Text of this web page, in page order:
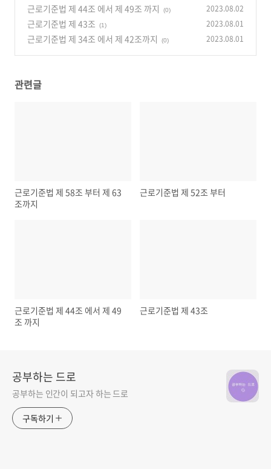
근로기준법 제 44조 에서 제 49조 까지 (0) 2023.08.02
근로기준법 제 43조 (1) 2023.08.01
근로기준법 제 34조 에서 제 42조까지 (0) 2023.08.01
관련글
근로기준법 제 58조 부터 제 63
조까지
근로기준법 제 52조 부터
근로기준법 제 44조 에서 제 49
조 까지
근로기준법 제 43조
공부하는 드로
공부하는 인간이 되고자 하는 드로
구독하기